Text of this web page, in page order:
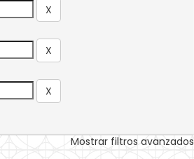
Mostrar filtros avanzados